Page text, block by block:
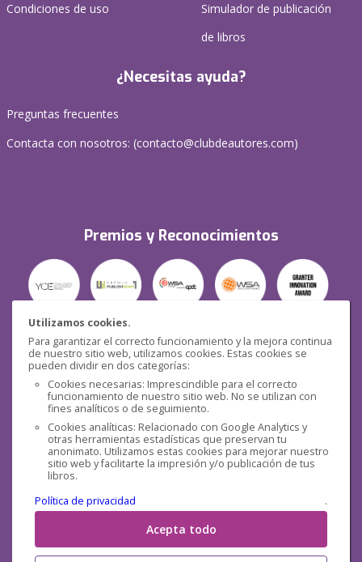
Utilizamos cookies.
Para garantizar el correcto funcionamiento y la mejora continua
de nuestro sitio web, utilizamos cookies. Estas cookies se
pueden dividir en dos categorías:
Cookies necesarias: Imprescindible para el correcto
funcionamiento de nuestro sitio web. No se utilizan con
fines analíticos o de seguimiento.
Cookies analíticas: Relacionado con Google Analytics y
otras herramientas estadísticas que preservan tu
anonimato. Utilizamos estas cookies para mejorar nuestro
sitio web y facilitarte la impresión y/o publicación de tus
libros.
Política de privacidad
.
Acepta todo
Condiciones de uso
Simulador de publicación
de libros
¿Necesitas ayuda?
Preguntas frecuentes
Contacta con nosotros: (contacto@clubdeautores.com)
Premios y Reconocimientos
Seguridad
Redes sociales